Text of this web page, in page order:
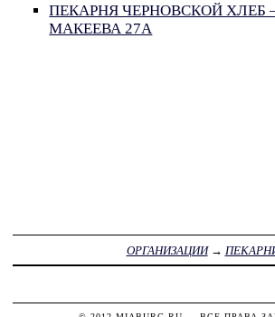
ПЕКАРНЯ ЧЕРНОВСКОЙ ХЛЕБ —
МАКЕЕВА 27А
ОРГАНИЗАЦИИ→